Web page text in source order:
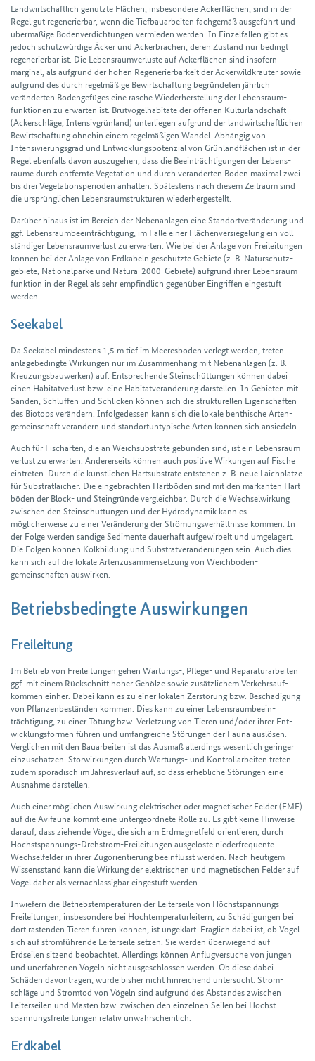
Land­wirt­schaftlich genutzte Flächen, insbesondere Acker­flächen, sind in der
Regel gut regenerier­bar, wenn die Tief­bau­arbeiten fach­gemäß ausgeführt und
über­mäßige Bodenverdichtungen vermieden werden. In Einzel­fällen gibt es
jedoch schutz­würdige Äcker und Acker­brachen, deren Zustand nur bedingt
regenerier­bar ist. Die Lebens­raum­verluste auf Acker­flächen sind insofern
marginal, als aufgrund der hohen Regenerier­bar­keit der Acker­wild­kräuter sowie
aufgrund des durch regel­mäßige Bewirtschaftung begründeten jährlich
veränderten Boden­gefüges eine rasche Wieder­herstellung der Lebens­raum­
funktionen zu erwarten ist. Brut­vogel­habitate der offenen Kultur­land­schaft
(Acker­schläge, Intensiv­grünland) unterliegen aufgrund der land­wirt­schaftlichen
Bewirtschaftung ohnehin einem regel­mäßigen Wandel. Abhängig von
Intensivierungs­grad und Entwicklungs­potenzial von Grün­land­flächen ist in der
Regel ebenfalls davon auszugehen, dass die Beein­trächtigungen der Lebens­
räume durch entfernte Vegetation und durch veränderten Boden maximal zwei
bis drei Vegetations­perioden anhalten. Spätestens nach diesem Zeit­raum sind
die ursprünglichen Lebens­raum­strukturen wieder­her­gestellt.
Darüber hinaus ist im Bereich der Nebenanlagen eine Stand­ort­veränderung und
ggf. Lebens­raum­beein­trächtigung, im Falle einer Flächenversiegelung ein voll­
ständiger Lebens­raum­verlust zu erwarten. Wie bei der Anlage von Frei­leitungen
können bei der Anlage von Erd­kabeln geschützte Gebiete (z. B. Natur­schutz­
gebiete, National­parke und Natura-2000-Gebiete) aufgrund ihrer Lebens­raum­
funktion in der Regel als sehr empfindlich gegenüber Eingriffen einge­stuft
werden.
Seekabel
Da Seekabel mindestens 1,5 m tief im Meeres­boden verlegt werden, treten
anlage­bedingte Wirkungen nur im Zusammen­hang mit Nebenanlagen (z. B.
Kreuzungs­bau­werken) auf. Entsprechende Stein­schüttungen können dabei
einen Habitat­verlust bzw. eine Habitat­veränderung darstellen. In Gebieten mit
Sanden, Schluffen und Schlicken können sich die strukturellen Eigen­schaften
des Biotops verändern. Infolge­dessen kann sich die lokale benthische Arten­
gemeinschaft verändern und stand­ort­un­typische Arten können sich ansiedeln.
Auch für Fisch­arten, die an Weich­substrate gebunden sind, ist ein Lebens­raum­
verlust zu erwarten. Anderer­seits können auch positive Wirkungen auf Fische
eintreten. Durch die künst­lichen Hart­substrate entstehen z. B. neue Laich­plätze
für Substrat­laicher. Die ein­gebrachten Hart­böden sind mit den markanten Hart­
böden der Block- und Stein­gründe vergleich­bar. Durch die Wechsel­wirkung
zwischen den Stein­schüttungen und der Hydro­dynamik kann es
möglicherweise zu einer Veränderung der Strömungs­verhältnisse kommen. In
der Folge werden sandige Sedimente dauer­haft auf­gewirbelt und umge­lagert.
Die Folgen können Kolk­bildung und Substrat­veränderungen sein. Auch dies
kann sich auf die lokale Arten­zusammen­setzung von Weich­boden­
gemeinschaften aus­wirken.
Betriebsbedingte Auswirkungen
Freileitung
Im Betrieb von Freileitungen gehen Wartungs-, Pflege- und Reparatur­arbeiten
ggf. mit einem Rück­schnitt hoher Gehölze sowie zusätzlichem Verkehrs­auf­
kommen einher. Dabei kann es zu einer lokalen Zerstörung bzw. Beschädigung
von Pflanzen­beständen kommen. Dies kann zu einer Lebens­raum­beein­
trächtigung, zu einer Tötung bzw. Verletzung von Tieren und/oder ihrer Ent­
wicklungs­formen führen und umfang­reiche Störungen der Fauna auslösen.
Verglichen mit den Bau­arbeiten ist das Ausmaß allerdings wesentlich geringer
einzuschätzen. Stör­wirkungen durch Wartungs- und Kontroll­arbeiten treten
zudem sporadisch im Jahres­verlauf auf, so dass erhebliche Störungen eine
Ausnahme darstellen.
Auch einer möglichen Auswirkung elektrischer oder magnetischer Felder (EMF)
auf die Avi­fauna kommt eine untergeordnete Rolle zu. Es gibt keine Hinweise
darauf, dass ziehende Vögel, die sich am Erd­magnet­feld orientieren, durch
Höchst­spannungs-Drehstrom-Frei­leitungen ausgelöste nieder­frequente
Wechsel­felder in ihrer Zugorientierung beeinflusst werden. Nach heutigem
Wissens­stand kann die Wirkung der elektrischen und magnetischen Felder auf
Vögel daher als vernach­lässig­bar eingestuft werden.
Inwiefern die Betriebs­temperaturen der Leiterseile von Höchst­spannungs-
Freileitungen, insbesondere bei Hochtemperaturleitern, zu Schädigungen bei
dort rastenden Tieren führen können, ist ungeklärt. Fraglich dabei ist, ob Vögel
sich auf strom­führende Leiterseile setzen. Sie werden überwiegend auf
Erdseilen sitzend beobachtet. Allerdings können Anflug­versuche von jungen
und unerfahrenen Vögeln nicht ausge­schlossen werden. Ob diese dabei
Schäden davontragen, wurde bisher nicht hinreichend untersucht. Strom­
schläge und Strom­tod von Vögeln sind aufgrund des Abstandes zwischen
Leiter­seilen und Masten bzw. zwischen den einzelnen Seilen bei Höchst­
spannungs­frei­leitungen relativ un­wahr­scheinlich.
Erdkabel